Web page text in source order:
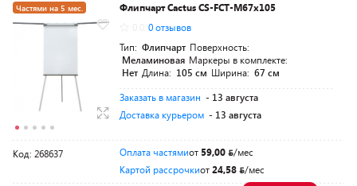
Частями на 5 мес.
Флипчарт Cactus CS-FCT-M67x105
0 отзывов
Тип: Флипчарт Поверхность:
Меламиновая Маркеры в комплекте:
Нет Длина: 105 см Ширина: 67 см
Заказать в магазин - 13 августа
Доставка курьером - 13 августа
Код: 268637 Оплата частямиот 59,00
/мес
Картой рассрочкиот24,58 /мес